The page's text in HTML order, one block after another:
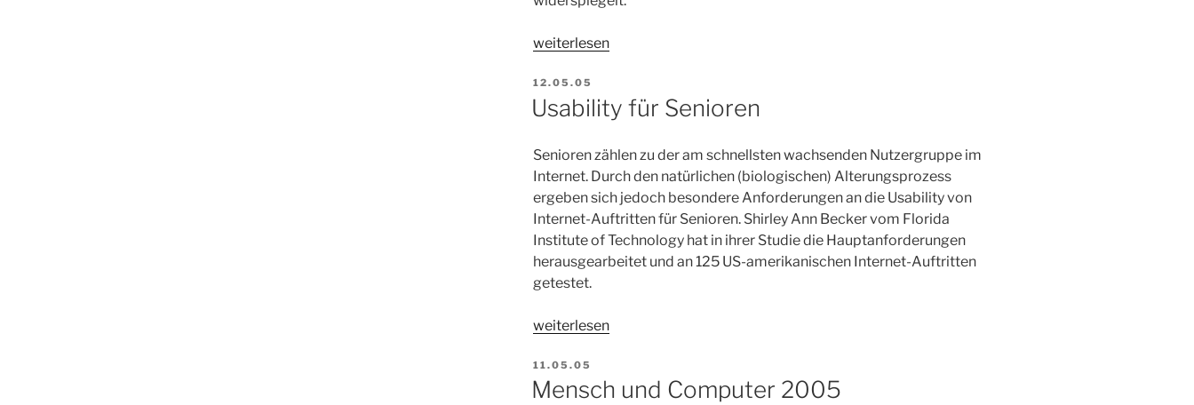
„Einfluss
Zertifikaten
auf
weiterlesen
VERÖFFENTLICHT
AM
12.05.05
Usability für Senioren
Senioren zählen zu der am schnellsten wachsenden Nutzergruppe im
Internet. Durch den natürlichen (biologischen) Alterungsprozess
ergeben sich jedoch besondere Anforderungen an die Usability von
Internet-Auftritten für Senioren. Shirley Ann Becker vom Florida
Institute of Technology hat in ihrer Studie die Hauptanforderungen
herausgearbeitet und an 125 US-amerikanischen Internet-Auftritten
getestet.
„Usability
Senioren“
weiterlesen
VERÖFFENTLICHT
AM
11.05.05
Mensch und Computer 2005